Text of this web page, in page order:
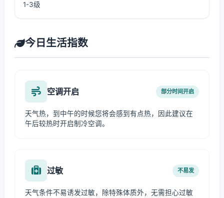
1-3级
今日生活指数
空调开启 部分时间开启
天气热，到中午的时候您将会感到有点热，因此建议在
午后较热时开启制冷空调。
过敏 不易发
天气条件不易诱发过敏，除特殊体质外，无需担心过敏